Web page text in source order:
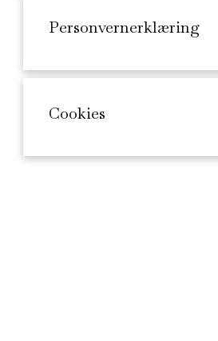
Personvernerklæring
Cookies